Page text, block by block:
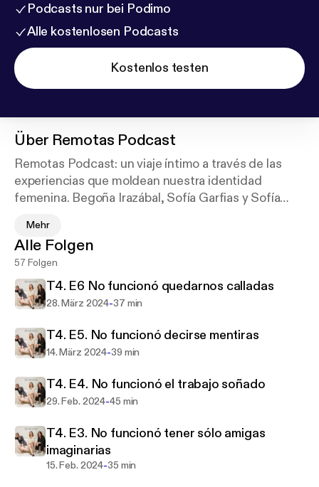
Podcasts nur bei Podimo
Alle kostenlosen Podcasts
Kostenlos testen
Über Remotas Podcast
Remotas Podcast: un viaje íntimo a través de las
experiencias que moldean nuestra identidad
femenina. Begoña Irazábal, Sofía Garfias y Sofía
tapujos temas como la maternidad, la amistad y el
trabajo en esta serie cautivadora. Con entrevistas
reveladoras e historias personales, Remotas desafía
lo convencional, cuestionando 'lo que no funcionó' y
celebrando lo que nos une como mujeres. Cada
realidad femenina, invitándote a cuestionar, crecer
y conectar. Descubre perspectivas únicas y
Podcast. Disponible en go.podimo.com/remotas y
síguenos en @remotas_podcast para más
Mehr
Alle Folgen
57 Folgen
T4. E6 No funcionó quedarnos calladas
28. März 2024-37 min
T4. E5. No funcionó decirse mentiras
14. März 2024-39 min
T4. E4. No funcionó el trabajo soñado
29. Feb. 2024-45 min
T4. E3. No funcionó tener sólo amigas
imaginarias
15. Feb. 2024-35 min